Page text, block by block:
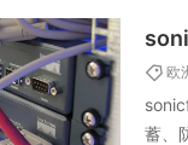
欧
蓄、